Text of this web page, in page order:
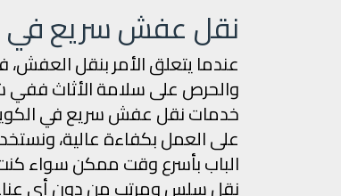
نقل عفش سريع في
عندما يتعلق الأمر بنقل
والحرص على سلامة الأثاث ففي
خدمات نقل عفش سريع في
على العمل بكفاءة عالية،
الباب بأسرع وقت ممكن سواء
نقل سلس ومرتب من دون أي